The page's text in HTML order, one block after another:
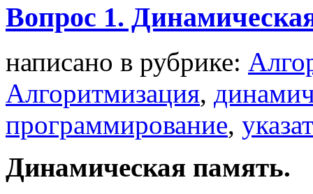
Вопрос 1.
написано в рубрике:
Алгоритмизация,
программирование,
Динамическая память.